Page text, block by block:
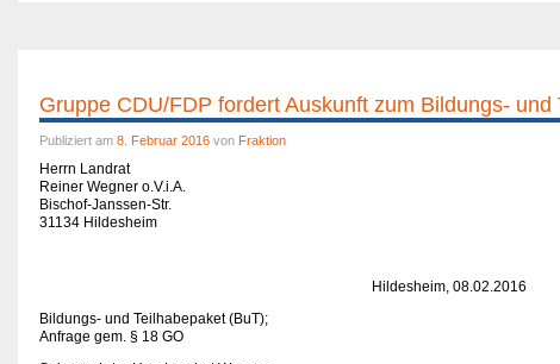
Gruppe CDU/FDP fordert Auskunft zum Bildungs- und
Publiziert am 8. Februar 2016 von Fraktion
Herrn Landrat
Reiner Wegner o.V.i.A.
Bischof-Janssen-Str.
31134 Hildesheim
Hildesheim, 08.02.2016
Bildungs- und Teilhabepaket (BuT);
Anfrage gem. § 18 GO